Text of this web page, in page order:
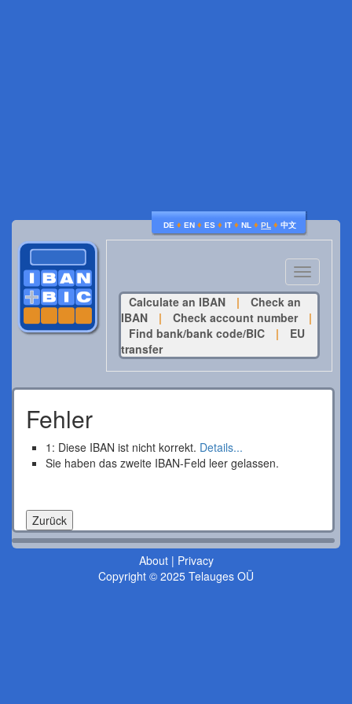
DE ♦ EN ♦ ES ♦ IT ♦ NL ♦ PL ♦ 中文
Toggle
navigation
Calculate an IBAN
|
Check an
IBAN
| Check account number
|
Find bank/bank code/BIC
|
EU
transfer
Fehler
1: Diese IBAN ist nicht korrekt. Details...
Sie haben das zweite IBAN-Feld leer gelassen.
About| Privacy
Copyright © 2025 Telauges OÜ